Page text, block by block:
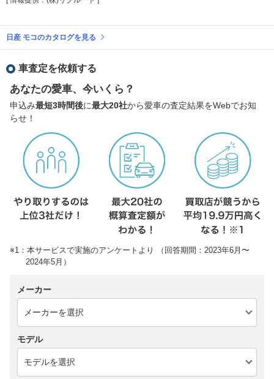
日産 モコのカタログを見る
車査定を依頼する
あなたの愛車、今いくら？
申込み最短3時間後に最大20社から愛車の査定結果をWebでお知
らせ！
※1：本サービスで実施のアンケートより （回答期間：2023年6月〜
2024年5月）
メーカー
モデル